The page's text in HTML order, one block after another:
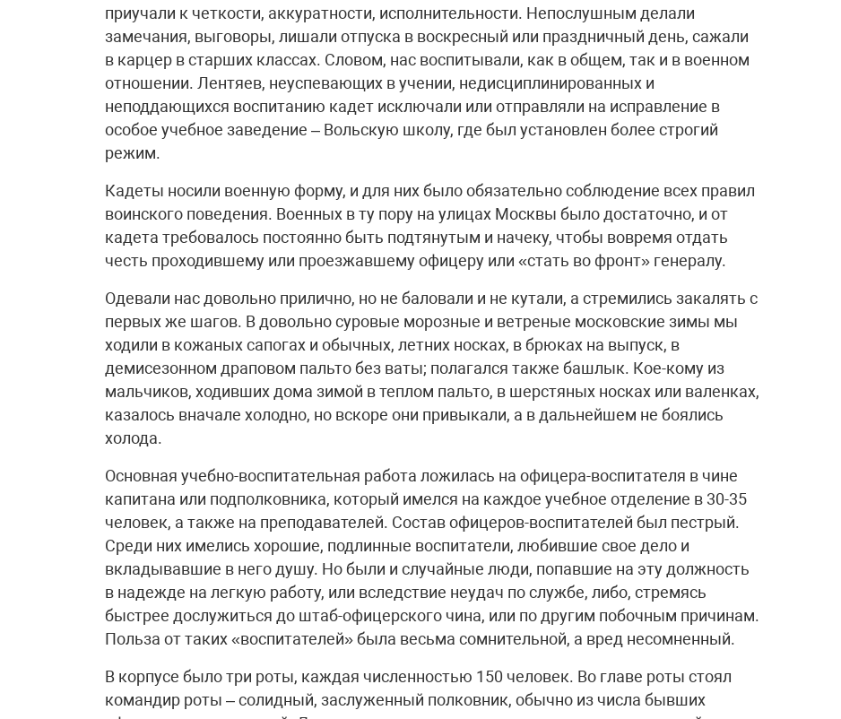
приучали к четкости, аккуратности, исполнительности. Непослушным делали
замечания, выговоры, лишали отпуска в воскресный или праздничный день, сажали
в карцер в старших классах. Словом, нас воспитывали, как в общем, так и в военном
отношении. Лентяев, неуспевающих в учении, недисциплинированных и
неподдающихся воспитанию кадет исключали или отправляли на исправление в
особое учебное заведение – Вольскую школу, где был установлен более строгий
режим.
Кадеты носили военную форму, и для них было обязательно соблюдение всех правил
воинского поведения. Военных в ту пору на улицах Москвы было достаточно, и от
кадета требовалось постоянно быть подтянутым и начеку, чтобы вовремя отдать
честь проходившему или проезжавшему офицеру или «стать во фронт» генералу.
Одевали нас довольно прилично, но не баловали и не кутали, а стремились закалять с
первых же шагов. В довольно суровые морозные и ветреные московские зимы мы
ходили в кожаных сапогах и обычных, летних носках, в брюках на выпуск, в
демисезонном драповом пальто без ваты; полагался также башлык. Кое-кому из
мальчиков, ходивших дома зимой в теплом пальто, в шерстяных носках или валенках,
казалось вначале холодно, но вскоре они привыкали, а в дальнейшем не боялись
холода.
Основная учебно-воспитательная работа ложилась на офицера-воспитателя в чине
капитана или подполковника, который имелся на каждое учебное отделение в 30-35
человек, а также на преподавателей. Состав офицеров-воспитателей был пестрый.
Среди них имелись хорошие, подлинные воспитатели, любившие свое дело и
вкладывавшие в него душу. Но были и случайные люди, попавшие на эту должность
в надежде на легкую работу, или вследствие неудач по службе, либо, стремясь
быстрее дослужиться до штаб-офицерского чина, или по другим побочным причинам.
Польза от таких «воспитателей» была весьма сомнительной, а вред несомненный.
В корпусе было три роты, каждая численностью 150 человек. Во главе роты стоял
командир роты – солидный, заслуженный полковник, обычно из числа бывших